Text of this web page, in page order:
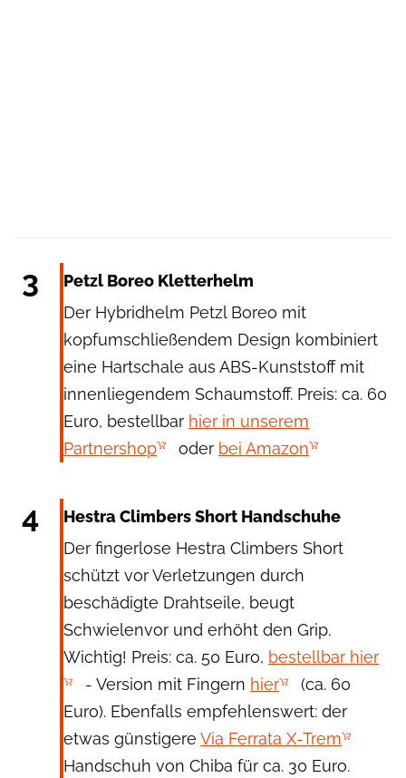
3
Petzl Boreo Kletterhelm
Der Hybridhelm Petzl Boreo mit
kopfumschließendem Design kombiniert
eine Hartschale aus ABS-Kunststoff mit
innenliegendem Schaumstoff. Preis: ca. 60
Euro, bestellbar hier in unserem
Partnershop
oder bei Amazon
4
Hestra Climbers Short Handschuhe
Der fingerlose Hestra Climbers Short
schützt vor Verletzungen durch
beschädigte Drahtseile, beugt
Schwielenvor und erhöht den Grip.
Wichtig! Preis: ca. 50 Euro, bestellbar hier
- Version mit Fingern hier
(ca. 60
Euro). Ebenfalls empfehlenswert: der
etwas günstigere Via Ferrata X-Trem
Handschuh von Chiba für ca. 30 Euro.